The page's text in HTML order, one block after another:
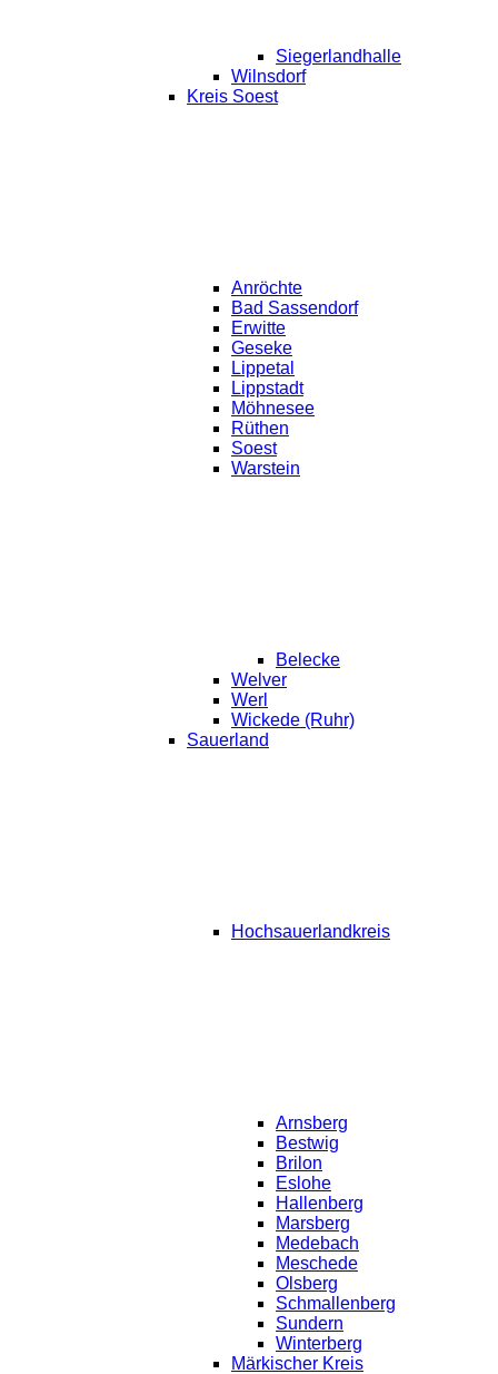
Siegerlandhalle
Wilnsdorf
Kreis Soest
Anröchte
Bad Sassendorf
Erwitte
Geseke
Lippetal
Lippstadt
Möhnesee
Rüthen
Soest
Warstein
Belecke
Welver
Werl
Wickede (Ruhr)
Sauerland
Hochsauerlandkreis
Arnsberg
Bestwig
Brilon
Eslohe
Hallenberg
Marsberg
Medebach
Meschede
Olsberg
Schmallenberg
Sundern
Winterberg
Märkischer Kreis